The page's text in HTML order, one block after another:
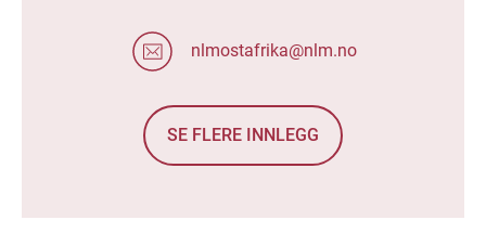
nlmostafrika@nlm.no
SE FLERE INNLEGG